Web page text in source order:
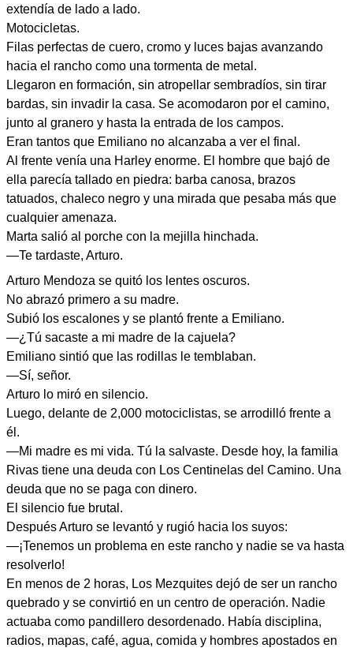
extendía de lado a lado.
Motocicletas.
Filas perfectas de cuero, cromo y luces bajas avanzando
hacia el rancho como una tormenta de metal.
Llegaron en formación, sin atropellar sembradíos, sin tirar
bardas, sin invadir la casa. Se acomodaron por el camino,
junto al granero y hasta la entrada de los campos.
Eran tantos que Emiliano no alcanzaba a ver el final.
Al frente venía una Harley enorme. El hombre que bajó de
ella parecía tallado en piedra: barba canosa, brazos
tatuados, chaleco negro y una mirada que pesaba más que
cualquier amenaza.
Marta salió al porche con la mejilla hinchada.
—Te tardaste, Arturo.
Arturo Mendoza se quitó los lentes oscuros.
No abrazó primero a su madre.
Subió los escalones y se plantó frente a Emiliano.
—¿Tú sacaste a mi madre de la cajuela?
Emiliano sintió que las rodillas le temblaban.
—Sí, señor.
Arturo lo miró en silencio.
Luego, delante de 2,000 motociclistas, se arrodilló frente a
él.
—Mi madre es mi vida. Tú la salvaste. Desde hoy, la familia
Rivas tiene una deuda con Los Centinelas del Camino. Una
deuda que no se paga con dinero.
El silencio fue brutal.
Después Arturo se levantó y rugió hacia los suyos:
—¡Tenemos un problema en este rancho y nadie se va hasta
resolverlo!
En menos de 2 horas, Los Mezquites dejó de ser un rancho
quebrado y se convirtió en un centro de operación. Nadie
actuaba como pandillero desordenado. Había disciplina,
radios, mapas, café, agua, comida y hombres apostados en